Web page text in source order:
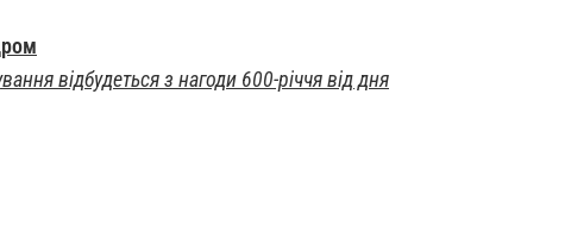
відбудеться з нагоди 600-річчя від дня